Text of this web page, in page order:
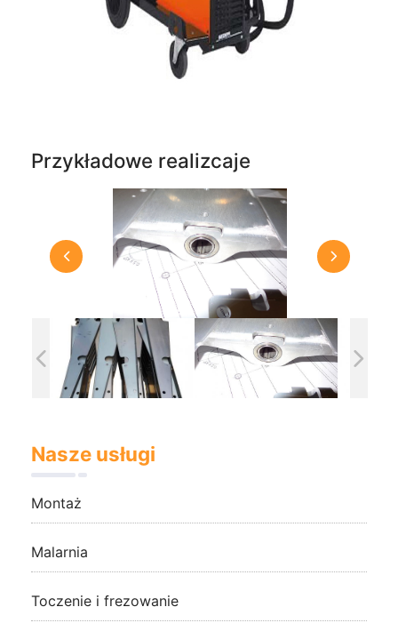
Przykładowe realizcaje
Nasze usługi
Montaż
Malarnia
Toczenie i frezowanie